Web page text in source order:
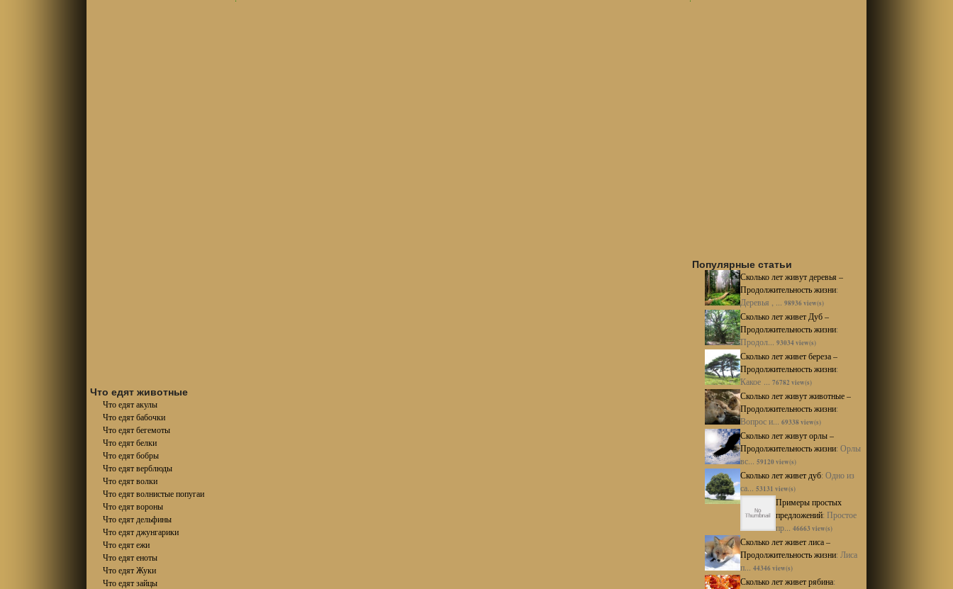
Что едят животные
Что едят акулы
Что едят бабочки
Что едят бегемоты
Что едят белки
Что едят бобры
Что едят верблюды
Что едят волки
Что едят волнистые попугаи
Что едят вороны
Что едят дельфины
Что едят джунгарики
Что едят ежи
Что едят еноты
Что едят Жуки
Что едят зайцы
Популярные статьи
Сколько лет живут деревья –
Продолжительность жизни:
Деревья , ...
98936 view(s)
Сколько лет живет Дуб –
Продолжительность жизни:
Продол...
93034 view(s)
Сколько лет живет береза –
Продолжительность жизни:
Какое ...
76782 view(s)
Сколько лет живут животные –
Продолжительность жизни:
Вопрос и...
69338 view(s)
Сколько лет живут орлы –
Продолжительность жизни: Орлы
вс...
59120 view(s)
Сколько лет живет дуб: Одно из
са...
53131 view(s)
Примеры простых
предложений: Простое
пр...
46663 view(s)
Сколько лет живет лиса –
Продолжительность жизни: Лиса
п...
44346 view(s)
Сколько лет живет рябина: